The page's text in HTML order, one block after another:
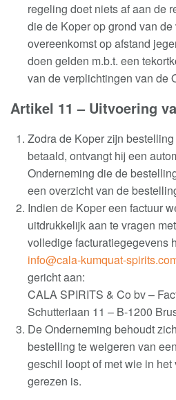
regeling doet niets af aan de
die de Koper op grond van de
overeenkomst op afstand
doen gelden m.b.t. een
van de verplichtingen van de
Artikel 11 – Uitvoering
Zodra de Koper zijn
betaald, ontvangt hij een
Onderneming die de
een overzicht van de
Indien de Koper een factuur
uitdrukkelijk aan te vragen
volledige facturatiegegevens
info@cala-kumquat-
gericht aan:
CALA SPIRITS & Co bv –
Schutterlaan 11 – B-1200
De Onderneming behoudt
bestelling te weigeren van
geschil loopt of met wie in
gerezen is.